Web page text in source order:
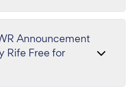
Announcement
Rife Free for